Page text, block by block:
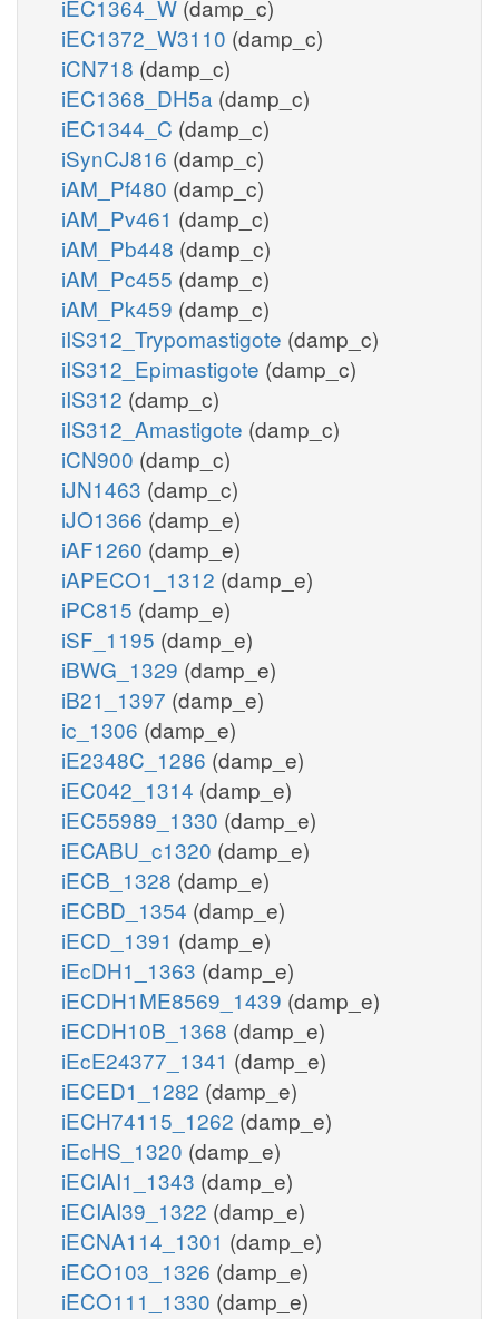
iEC1364_W (damp_c)
iEC1372_W3110 (damp_c)
iCN718 (damp_c)
iEC1368_DH5a (damp_c)
iEC1344_C (damp_c)
iSynCJ816 (damp_c)
iAM_Pf480 (damp_c)
iAM_Pv461 (damp_c)
iAM_Pb448 (damp_c)
iAM_Pc455 (damp_c)
iAM_Pk459 (damp_c)
iIS312_Trypomastigote (damp_c)
iIS312_Epimastigote (damp_c)
iIS312 (damp_c)
iIS312_Amastigote (damp_c)
iCN900 (damp_c)
iJN1463 (damp_c)
iJO1366 (damp_e)
iAF1260 (damp_e)
iAPECO1_1312 (damp_e)
iPC815 (damp_e)
iSF_1195 (damp_e)
iBWG_1329 (damp_e)
iB21_1397 (damp_e)
ic_1306 (damp_e)
iE2348C_1286 (damp_e)
iEC042_1314 (damp_e)
iEC55989_1330 (damp_e)
iECABU_c1320 (damp_e)
iECB_1328 (damp_e)
iECBD_1354 (damp_e)
iECD_1391 (damp_e)
iEcDH1_1363 (damp_e)
iECDH1ME8569_1439 (damp_e)
iECDH10B_1368 (damp_e)
iEcE24377_1341 (damp_e)
iECED1_1282 (damp_e)
iECH74115_1262 (damp_e)
iEcHS_1320 (damp_e)
iECIAI1_1343 (damp_e)
iECIAI39_1322 (damp_e)
iECNA114_1301 (damp_e)
iECO103_1326 (damp_e)
iECO111_1330 (damp_e)